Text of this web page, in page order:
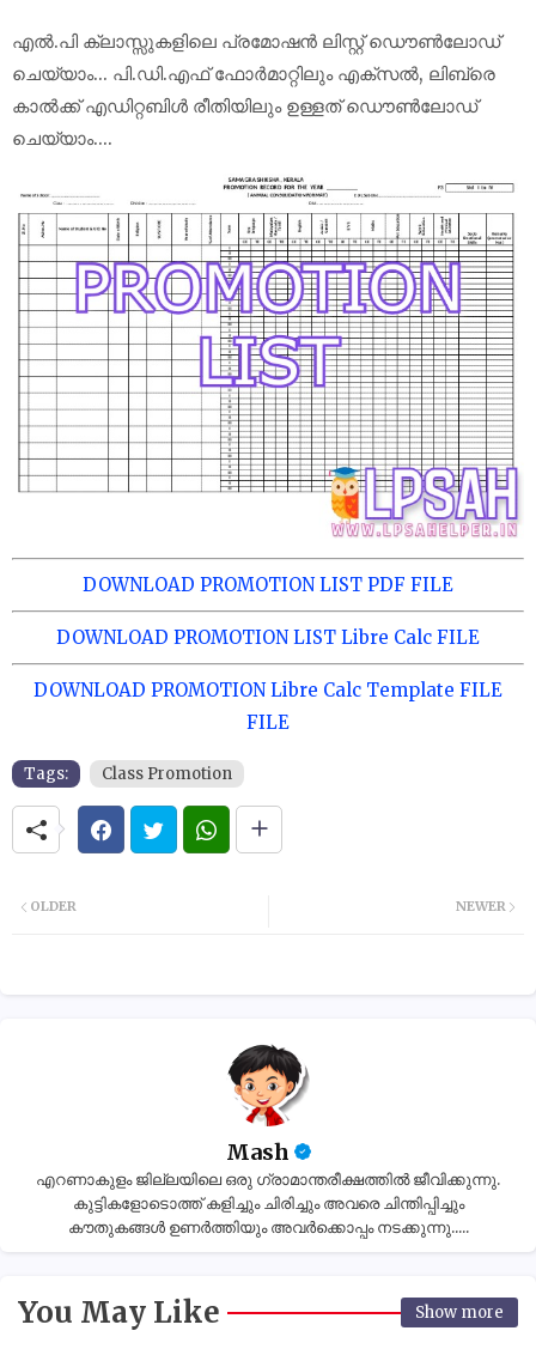
എൽ.പി ക്ലാസ്സുകളിലെ പ്രമോഷൻ ലിസ്റ്റ് ഡൌൺലോഡ്
ചെയ്യാം... പി.ഡി.എഫ് ഫോർമാറ്റിലും എക്സൽ, ലിബ്രെ
കാൽക്ക് എഡിറ്റബിൾ രീതിയിലും ഉള്ളത് ഡൌൺലോഡ്
ചെയ്യാം....
DOWNLOAD PROMOTION LIST PDF FILE
DOWNLOAD PROMOTION LIST Libre Calc FILE
DOWNLOAD PROMOTION Libre Calc Template FILE
FILE
Tags: Class Promotion
NEWER
OLDER
Mash
എറണാകുളം ജില്ലയിലെ ഒരു ഗ്രാമാന്തരീക്ഷത്തിൽ ജീവിക്കുന്നു.
കുട്ടികളോടൊത്ത് കളിച്ചും ചിരിച്ചും അവരെ ചിന്തിപ്പിച്ചും
കൗതുകങ്ങൾ ഉണർത്തിയും അവർക്കൊപ്പം നടക്കുന്നു.....
You May Like Show more